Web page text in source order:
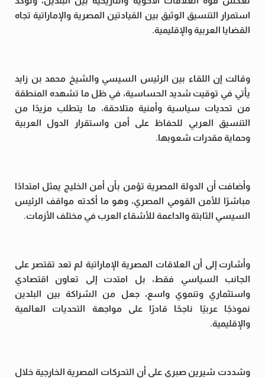
استمرار التنسيق الوثيق بين القيادتين المصرية والإماراتية تجاه
القضايا العربية والإقليمية.
وقالت إن اللقاء بين الرئيس السيسي والشيخ محمد بن زايد
يأتي في توقيت شديد الحساسية، في ظل ما تشهده المنطقة
من تحديات سياسية وأمنية متلاحقة، ما يتطلب مزيدًا من
التنسيق العربي للحفاظ على أمن واستقرار الدول العربية
وحماية مقدرات شعوبها.
وأضافت أن الدولة المصرية تؤمن بأن أمن الخليج يمثل امتدادًا
مباشرًا للأمن القومي المصري، وهو ما أكدته مواقف الرئيس
السيسي الثابتة والداعمة للأشقاء العرب في مختلف الأزمات.
وأشارت إلى أن العلاقات المصرية الإماراتية لم تعد تقتصر على
الجانب السياسي فقط، بل امتدت إلى تعاون اقتصادي
واستثماري وتنموي واسع، جعل من الشراكة بين البلدين
نموذجًا عربيًا ناجحًا قادرًا على مواجهة التحديات العالمية
والإقليمية.
وشددت شيرين صبري على أن التحركات المصرية الخارجية خلال